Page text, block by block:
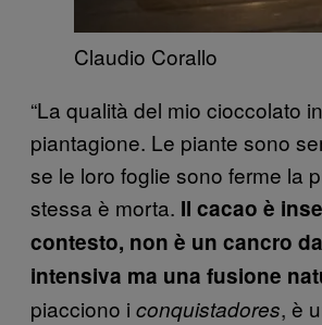
Claudio Corallo
“La qualità del mio cioccolato
piantagione. Le piante sono
se le loro foglie sono ferme la
stessa è morta. Il cacao è
contesto, non è un cancro
intensiva ma una fusione
piacciono i conquistadores, è